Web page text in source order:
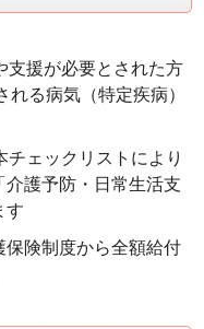
支援が必要とされた方
る病気（特定疾病）
ェックリストにより
護予防・日常生活支
す
険制度から全額給付